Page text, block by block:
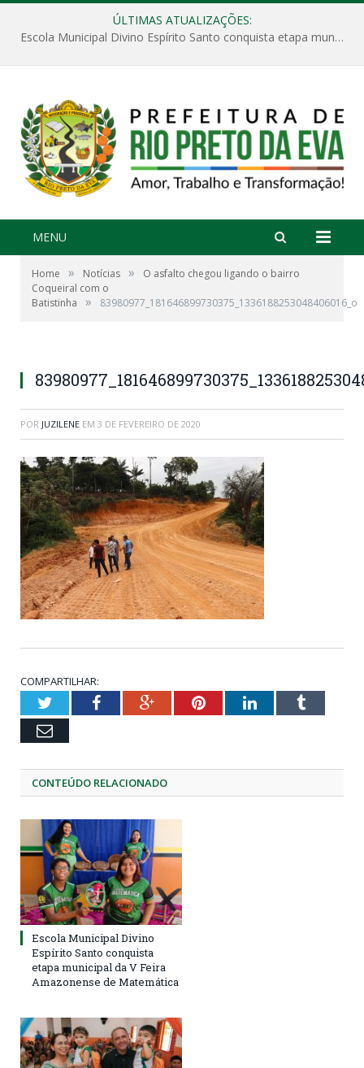
ÚLTIMAS ATUALIZAÇÕES:
Escola Municipal Divino Espírito Santo conquista etapa municipal da V Feira Amazonense de Matemática
MENU
Home » Notícias »
O asfalto chegou ligando o bairro
Coqueiral com o
Batistinha
» 83980977_181646899730375_1336188253048406016_o
POR JUZILENE EM 3 DE FEVEREIRO DE 2020
COMPARTILHAR:
TwitterFacebookGoogle+PinterestLinkedInTumblr
Email
CONTEÚDO RELACIONADO
Escola Municipal Divino
Espírito Santo conquista
etapa municipal da V Feira
Amazonense de Matemática